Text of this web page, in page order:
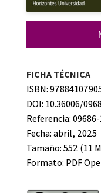
FICHA TÉCNICA
ISBN:
DOI: 10.36006/
Referencia:
Fecha: abril, 2025
Tamaño: 552 (11
Formato: PDF